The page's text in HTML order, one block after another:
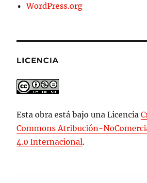
WordPress.org
LICENCIA
Esta obra está bajo una Licencia
Commons Atribución-
4.0 Internacional.